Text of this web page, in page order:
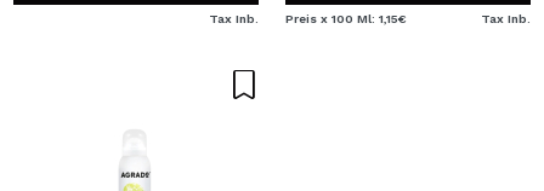
Tax Inb. Preis x 100 Ml: 1,15€ Tax Inb.